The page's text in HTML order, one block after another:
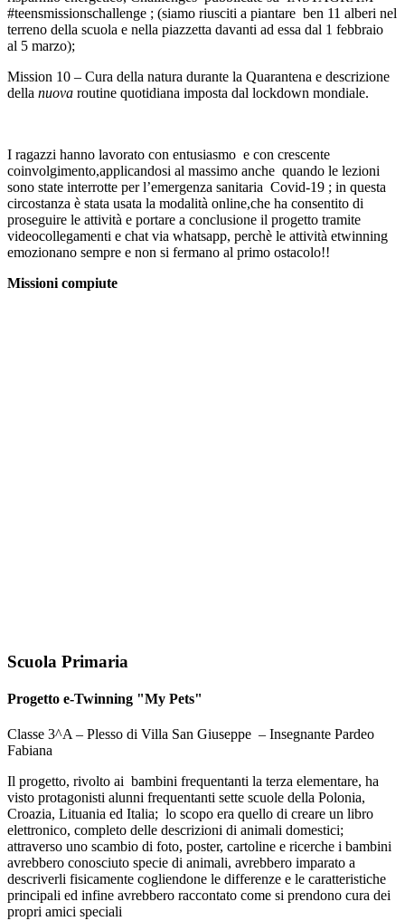
#teensmissionschallenge ; (siamo riusciti a piantare ben 11 alberi nel
terreno della scuola e nella piazzetta davanti ad essa dal 1 febbraio
al 5 marzo);
Mission 10 – Cura della natura durante la Quarantena e descrizione
della nuova routine quotidiana imposta dal lockdown mondiale.
I ragazzi hanno lavorato con entusiasmo e con crescente
coinvolgimento,applicandosi al massimo anche quando le lezioni
sono state interrotte per l’emergenza sanitaria Covid-19 ; in questa
circostanza è stata usata la modalità online,che ha consentito di
proseguire le attività e portare a conclusione il progetto tramite
videocollegamenti e chat via whatsapp, perchè le attività etwinning
emozionano sempre e non si fermano al primo ostacolo!!
Missioni compiute
Scuola Primaria
Progetto e-Twinning "My Pets"
Classe 3^A – Plesso di Villa San Giuseppe – Insegnante Pardeo
Fabiana
Il progetto, rivolto ai bambini frequentanti la terza elementare, ha
visto protagonisti alunni frequentanti sette scuole della Polonia,
Croazia, Lituania ed Italia; lo scopo era quello di creare un libro
elettronico, completo delle descrizioni di animali domestici;
attraverso uno scambio di foto, poster, cartoline e ricerche i bambini
avrebbero conosciuto specie di animali, avrebbero imparato a
descriverli fisicamente cogliendone le differenze e le caratteristiche
principali ed infine avrebbero raccontato come si prendono cura dei
propri amici speciali